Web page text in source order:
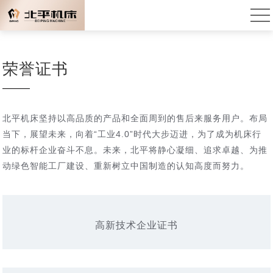
荣誉证书
北平机床坚持以高品质的产品和全面周到的售后来服务用户。布局
当下，展望未来，向着“工业4.0”时代大步迈进，为了成为机床行
业的标杆企业奋斗不息。未来，北平将静心凝细、追求卓越、为推
动绿色智能工厂建设、重新树立中国制造的认知高度而努力。
高新技术企业证书